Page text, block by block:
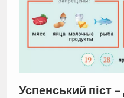
Успенський піст